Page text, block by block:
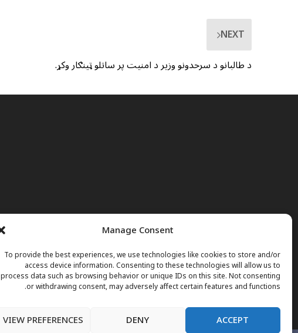
Manage Consent
To provide the best experiences, we use technologies like cookies to store and/or
access device information. Consenting to these technologies will allow us to
process data such as browsing behavior or unique IDs on this site. Not consenting
or withdrawing consent, may adversely affect certain features and functions.
ACCEPT
DENY
VIEW PREFERENCES
NEXT
د طالبانو د سرحدونو وزیر د امنیت پر ساتلو ټینګار وکړ.